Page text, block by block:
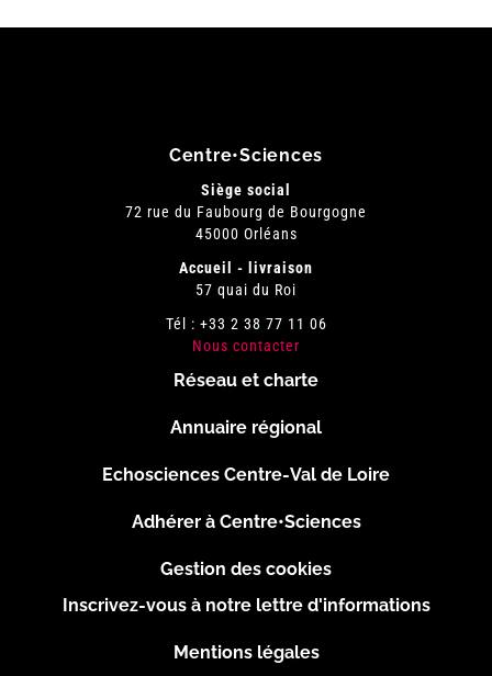
Centre•Sciences
Siège social
72 rue du Faubourg de Bourgogne
45000 Orléans
Accueil - livraison
57 quai du Roi
Tél : +33 2 38 77 11 06
Nous contacter
page
Réseau et charte
Annuaire régional
Echosciences Centre-Val de Loire
Adhérer à Centre•Sciences
Gestion des cookies
Inscrivez-vous à notre lettre d'informations
Mentions légales